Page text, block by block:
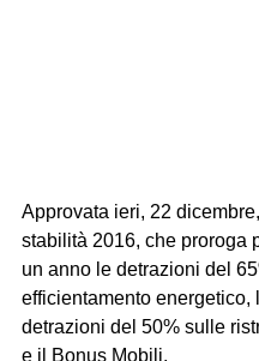
Approvata ieri, 22
stabilità 2016, che proroga
un anno le detrazioni del
efficientamento energetico,
detrazioni del 50% sulle
e il Bonus Mobili.